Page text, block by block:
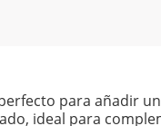
para añadir
ideal para